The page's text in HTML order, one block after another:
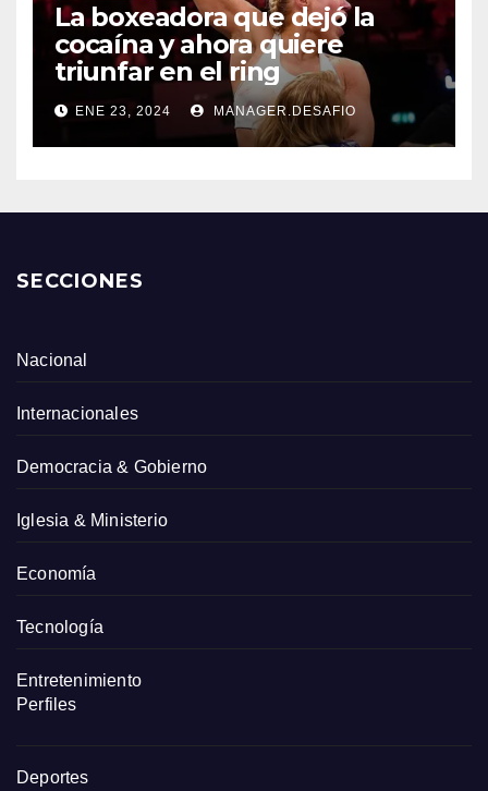
La boxeadora que dejó la
cocaína y ahora quiere
triunfar en el ring​
ENE 23, 2024 MANAGER.DESAFIO
SECCIONES
Nacional
Internacionales
Democracia & Gobierno
Iglesia & Ministerio
Economía
Tecnología
Entretenimiento
Perfiles
Deportes